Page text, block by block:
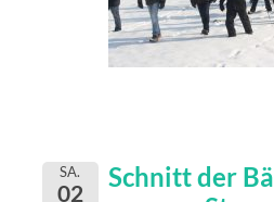
SA.
02
Schnitt der